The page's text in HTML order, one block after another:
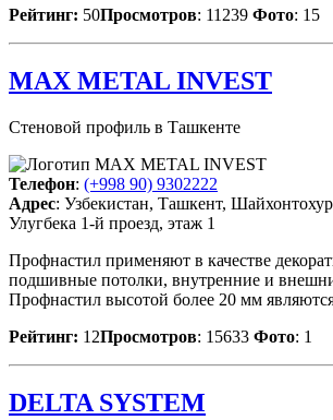
Рейтинг: 50Просмотров: 11239 Фото: 15
MAX METAL INVEST
Стеновой профиль в Ташкенте
Телефон: (+998 90) 9302222
Адрес: Узбекистан, Ташкент,
Улугбека 1-й проезд, этаж 1
Профнастил применяют в качестве
подшивные потолки, внутренние и
Профнастил высотой более 20 мм
Рейтинг: 12Просмотров: 15633 Фото: 1
DELTA SYSTEM